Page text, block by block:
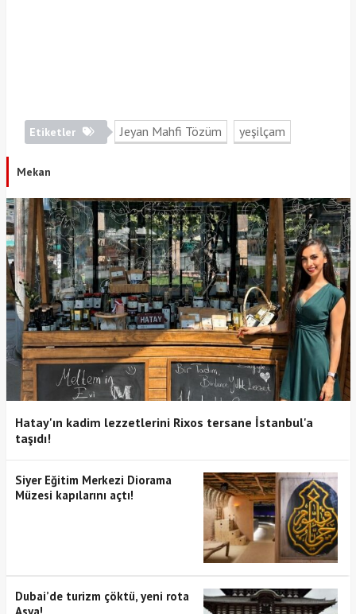
Etiketler Jeyan Mahfi Tözüm yeşilçam
Mekan
Hatay'ın kadim lezzetlerini Rixos tersane İstanbul'a
taşıdı!
Siyer Eğitim Merkezi Diorama
Müzesi kapılarını açtı!
Dubai’de turizm çöktü, yeni rota